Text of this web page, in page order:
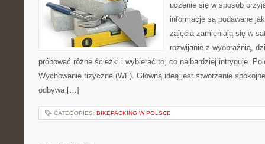
uczenie się w sposób
informacje są podawane
zajęcia zamieniają się w
rozwijanie z wyobraźnią,
próbować różne ścieżki i wybierać to, co najbardziej intryguje.
Wychowanie fizyczne (WF). Główną ideą jest stworzenie
odbywa […]
CATEGORIES: BIKEPACKING W POLSCE